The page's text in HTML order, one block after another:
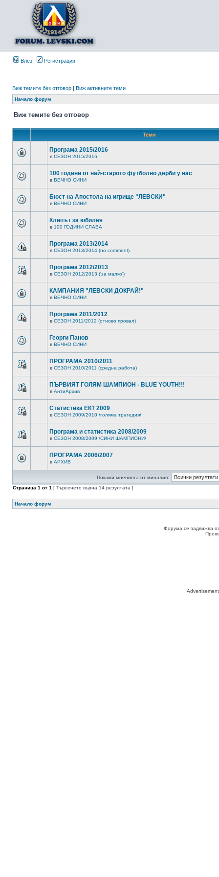
Влез Регистрация
Виж темите без отговор | Виж активните теми
Начало форум
Виж темите без отговор
Теми
Програма 2015/2016
в СЕЗОН 2015/2016
100 години от най-старото футболно дерби у нас
в ВЕЧНО СИНИ
Бюст на Апостола на игрище "ЛЕВСКИ"
в ВЕЧНО СИНИ
Клипът за юбилея
в 100 ГОДИНИ СЛАВА
Програма 2013/2014
в СЕЗОН 2013/2014 (no comment)
Програма 2012/2013
в СЕЗОН 2012/2013 ('за малко')
КАМПАНИЯ "ЛЕВСКИ ДОКРАЙ!"
в ВЕЧНО СИНИ
Програма 2011/2012
в СЕЗОН 2011/2012 (отново провал)
Георги Панов
в ВЕЧНО СИНИ
ПРОГРАМА 2010/2011
в СЕЗОН 2010/2011 (средна работа)
ПЪРВИЯТ ГОЛЯМ ШАМПИОН - BLUE YOUTH!!!
в АнтиАрхив
Статистика ЕКТ 2009
в СЕЗОН 2009/2010 /голяма трагедия/
Програма и статистика 2008/2009
в СЕЗОН 2008/2009 /СИНИ ШАМПИОНИ/
ПРОГРАМА 2006/2007
в АРХИВ
Покажи мненията от миналия:
Страница 1 от 1 [ Търсенето върна 14 резултата ]
Начало форум
Форума се задвижва